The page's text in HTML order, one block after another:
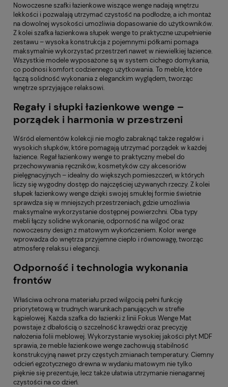
Nowoczesne szafki łazienkowe wiszące wenge nadają wnętrzu
lekkości i pozwalają utrzymać czystość na podłodze, a ich montaż
na dowolnej wysokości umożliwia dopasowanie do użytkowników.
Z kolei szafka łazienkowa słupek wenge to praktyczne uzupełnienie
zestawu – wysoka konstrukcja z pojemnymi półkami pomaga
maksymalnie wykorzystać przestrzeń nawet w niewielkiej łazience.
Wszystkie modele wyposażone są w system cichego domykania,
co podnosi komfort codziennego użytkowania. To meble, które
łączą solidność wykonania z eleganckim wyglądem, tworząc
wnętrze sprzyjające relaksowi.
Regały i słupki łazienkowe wenge –
porządek i harmonia w przestrzeni
Wśród elementów kolekcji nie mogło zabraknąć także regałów i
wysokich słupków, które pomagają utrzymać porządek w każdej
łazience. Regał łazienkowy wenge to praktyczny mebel do
przechowywania ręczników, kosmetyków czy akcesoriów
pielęgnacyjnych – idealny do większych pomieszczeń, w których
liczy się wygodny dostęp do najczęściej używanych rzeczy. Z kolei
słupek łazienkowy wenge dzięki swojej smukłej formie świetnie
sprawdza się w mniejszych przestrzeniach, gdzie umożliwia
maksymalne wykorzystanie dostępnej powierzchni. Oba typy
mebli łączy solidne wykonanie, odporność na wilgoć oraz
nowoczesny design z matowym wykończeniem. Kolor wenge
wprowadza do wnętrza przyjemne ciepło i równowagę, tworząc
atmosferę relaksu i elegancji.
Odporność i technologia wykonania
frontów
Właściwa ochrona materiału przed wilgocią pełni funkcję
priorytetową w trudnych warunkach panujących w strefie
kąpielowej. Każda szafka do łazienki z linii Fokus Wenge Mat
powstaje z dbałością o szczelność krawędzi oraz precyzję
nałożenia folii meblowej. Wykorzystanie wysokiej jakości płyt MDF
sprawia, że meble łazienkowe wenge zachowują stabilność
konstrukcyjną nawet przy częstych zmianach temperatury. Ciemny
odcień egzotycznego drewna w wydaniu matowym nie tylko
pięknie się prezentuje, lecz także ułatwia utrzymanie nienagannej
czystości na co dzień.